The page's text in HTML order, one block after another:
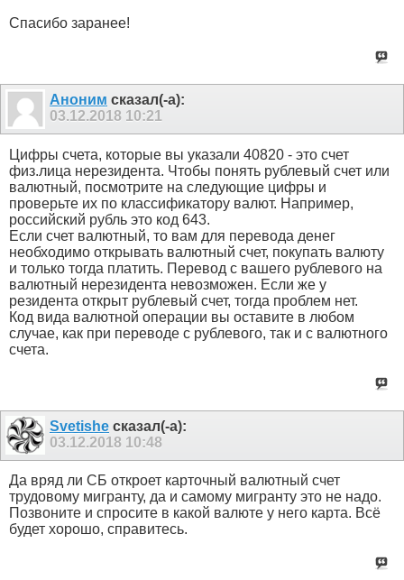
Спасибо заранее!
Аноним сказал(-а):
03.12.2018 10:21
Цифры счета, которые вы указали 40820 - это счет
физ.лица нерезидента. Чтобы понять рублевый счет или
валютный, посмотрите на следующие цифры и
проверьте их по классификатору валют. Например,
российский рубль это код 643.
Если счет валютный, то вам для перевода денег
необходимо открывать валютный счет, покупать валюту
и только тогда платить. Перевод с вашего рублевого на
валютный нерезидента невозможен. Если же у
резидента открыт рублевый счет, тогда проблем нет.
Код вида валютной операции вы оставите в любом
случае, как при переводе с рублевого, так и с валютного
счета.
Svetishe сказал(-а):
03.12.2018 10:48
Да вряд ли СБ откроет карточный валютный счет
трудовому мигранту, да и самому мигранту это не надо.
Позвоните и спросите в какой валюте у него карта. Всё
будет хорошо, справитесь.